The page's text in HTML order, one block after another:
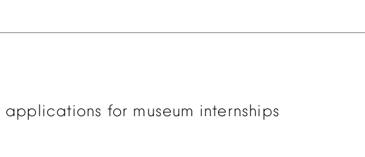
applications for museum internships